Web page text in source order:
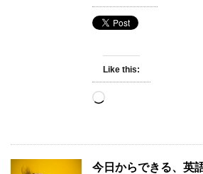
Like this:
Loading…
今日からできる、英